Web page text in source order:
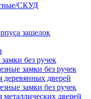
СКУД
защелок
без ручек
замки без ручек
деревянных дверей
замки без ручек
металлических дверей